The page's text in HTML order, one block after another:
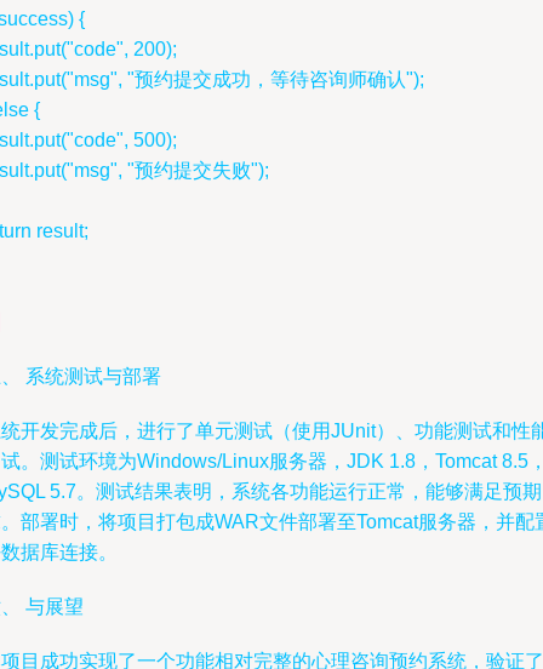
{
200);
"预约提交成功，等待咨询师确认");
{
500);
"预约提交失败");
result;
系统测试与部署
开发完成后，进行了单元测试（使用JUnit）、功能测试和性
。测试环境为Windows/Linux服务器，JDK 1.8，Tomcat 8.5
5.7。测试结果表明，系统各功能运行正常，能够满足预
部署时，将项目打包成WAR文件部署至Tomcat服务器，并配
据库连接。
与展望
目成功实现了一个功能相对完整的心理咨询预约系统，验证了